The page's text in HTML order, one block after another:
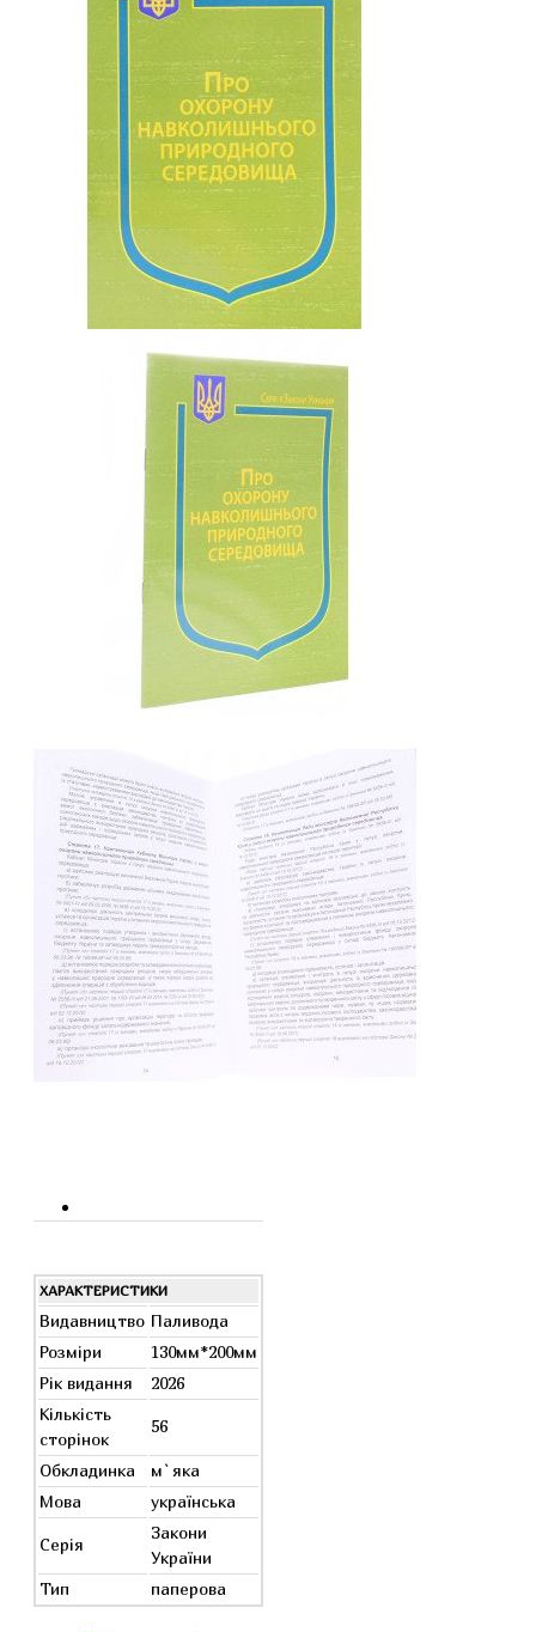
ХАРАКТЕРИСТИКИ
Видавництво Паливода
Розміри
130мм*200мм
Рік видання
2026
Кількість
сторінок
56
Обкладинка
м`яка
Мова
українська
Серія
Закони
України
Тип
паперова